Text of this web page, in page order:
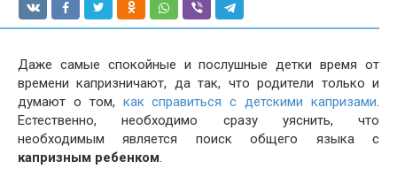
Даже самые спокойные и послушные детки время от
времени капризничают, да так, что родители только и
думают о том, как справиться с детскими капризами.
Естественно, необходимо сразу уяснить, что
необходимым является поиск общего языка с
капризным ребенком.